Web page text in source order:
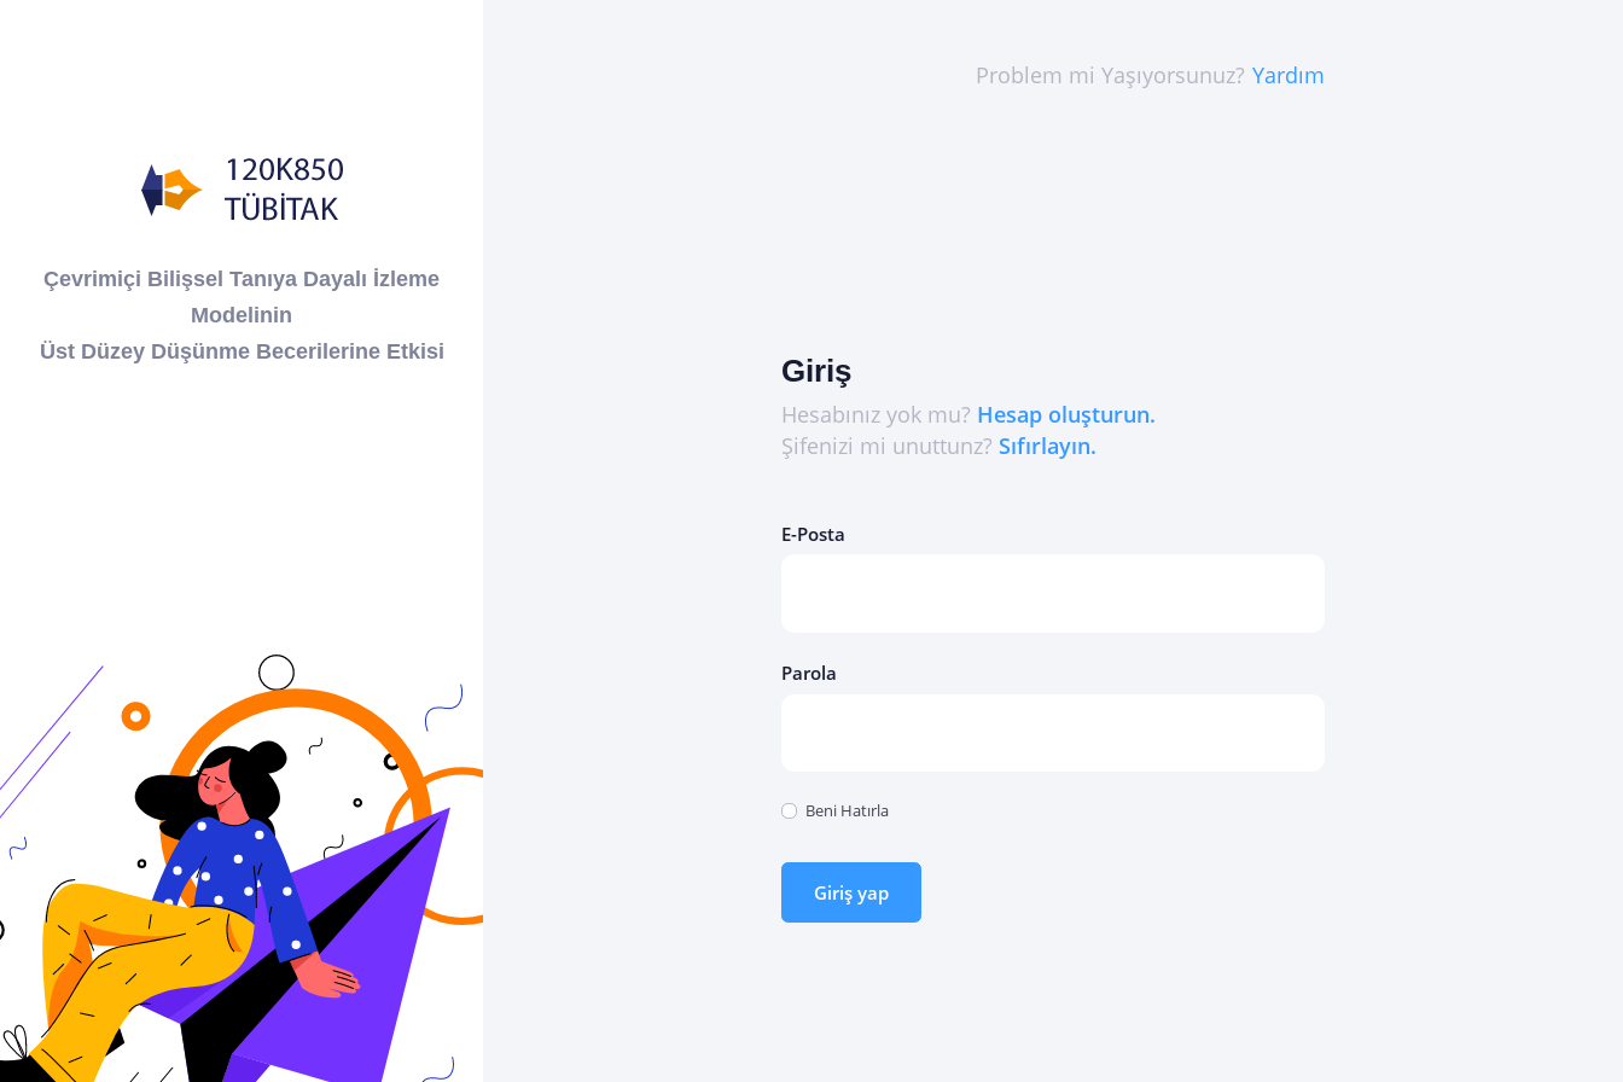
Çevrimiçi Bilişsel Tanıya Dayalı İzleme
Modelinin
Üst Düzey Düşünme Becerilerine Etkisi
Problem mi Yaşıyorsunuz? Yardım
Giriş
Hesabınız yok mu? Hesap oluşturun.
Şifenizi mi unuttunz? Sıfırlayın.
E-Posta
Parola
Beni Hatırla